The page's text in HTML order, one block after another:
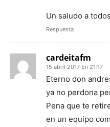
Un saludo a
Respuesta
cardeitafm
15 abril 2017 En 21:17
Eterno don
ya no perdona
Pena que te
en un equipo